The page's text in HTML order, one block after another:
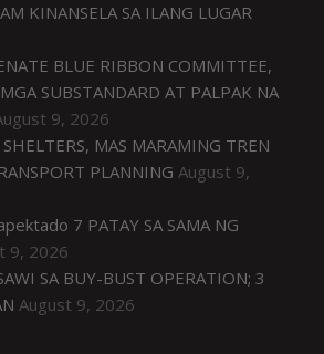
KINANSELA SA ILANG LUGAR
BLUE RIBBON COMMITTEE,
SUBSTANDARD AT PALPAK NA
9, 2026
MAS MARAMING TREN
PLANNING August 9,
7 PATAY SA SAMA NG
9, 2026
SA BUY-BUST OPERATION; 3
August 9, 2026